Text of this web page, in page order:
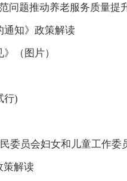
问题推动养老服务质量提
通知》政策解读
（图片）
行)
委员会妇女和儿童工作委
策解读